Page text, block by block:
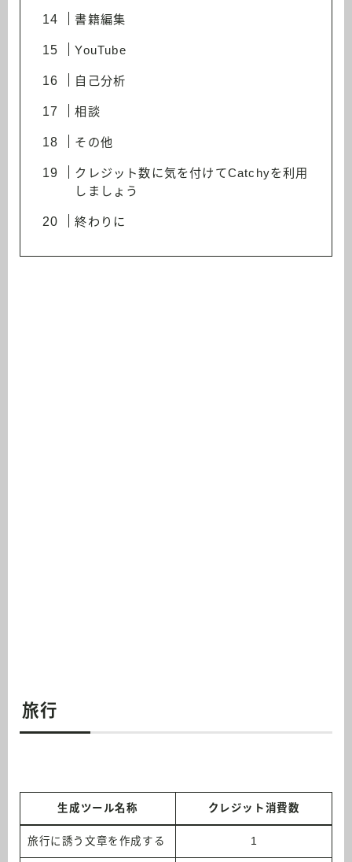
書籍編集
YouTube
自己分析
相談
その他
クレジット数に気を付けてCatchyを利用
しましょう
終わりに
旅行
生成ツール名称 クレジット消費数
旅行に誘う文章を作成する 1